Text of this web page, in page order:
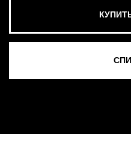
СМОТРЕТЬ ВСЕ ФОТО